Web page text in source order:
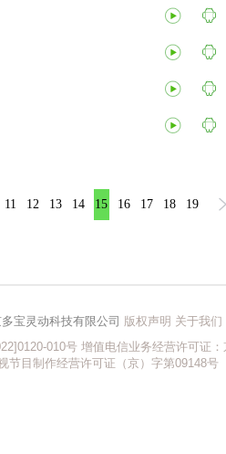
11 12 13 14 15 16 17 18 19
宝灵动科技有限公司 版权声明 关于我们
010号 增值电信业务经营许可证
节目制作经营许可证（京）字第09148号